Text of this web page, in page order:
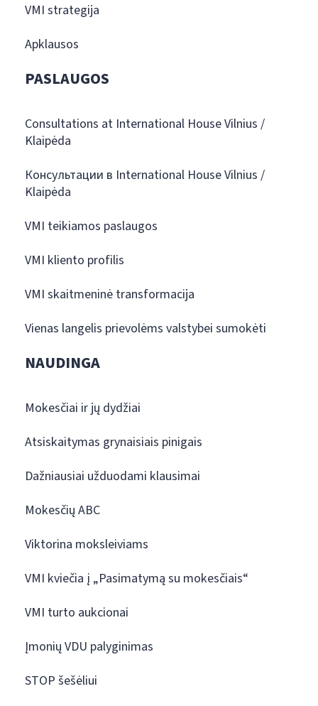
VMI strategija
Apklausos
PASLAUGOS
Consultations at International House Vilnius /
Klaipėda
Консультации в International House Vilnius /
Klaipėda
VMI teikiamos paslaugos
VMI kliento profilis
VMI skaitmeninė transformacija
Vienas langelis prievolėms valstybei sumokėti
NAUDINGA
Mokesčiai ir jų dydžiai
Atsiskaitymas grynaisiais pinigais
Dažniausiai užduodami klausimai
Mokesčių ABC
Viktorina moksleiviams
VMI kviečia į „Pasimatymą su mokesčiais“
VMI turto aukcionai
Įmonių VDU palyginimas
STOP šešėliui